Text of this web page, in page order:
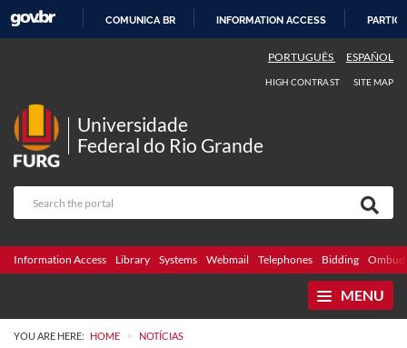
COMUNICA BR INFORMATION ACCESS
PORTUGUÊS ESPAÑOL
HIGH CONTRAST SITE MAP
Universidade
Federal do Rio Grande
Information Access Library Systems Webmail Telephones Bidding
MENU
YOU ARE HERE: HOME > NOTÍCIAS